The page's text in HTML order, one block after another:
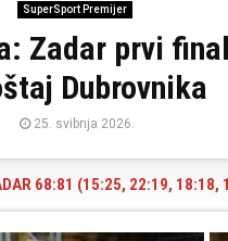
SuperSport Premijer
Zadar prvi
Dubrovnika
25. svibnja 2026.
68:81 (15:25, 22:19, 18:18,